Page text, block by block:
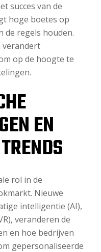
succes van de
hoge boetes op
de regels houden.
verandert
op de hoogte te
EN
rol in de
Nieuwe
intelligentie (AI),
veranderen de
en hoe bedrijven
gepersonaliseerde